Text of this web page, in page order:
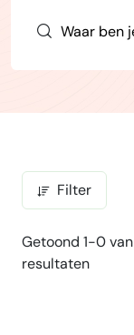
Filter
Getoond 1-0
resultaten